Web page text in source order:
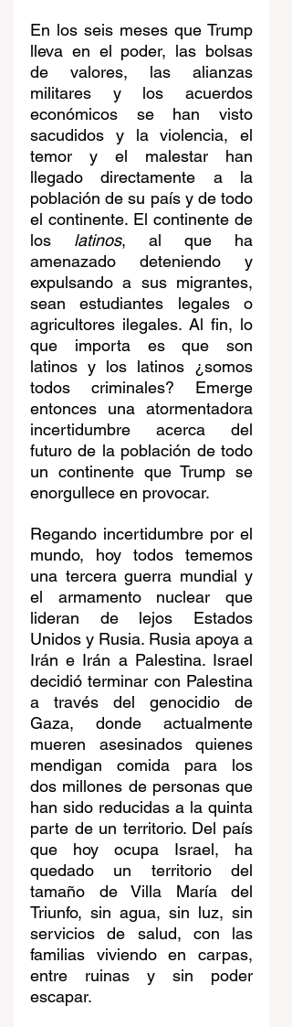
En los seis meses que Trump
lleva en el poder, las bolsas
de valores, las alianzas
militares y los acuerdos
económicos se han visto
sacudidos y la violencia, el
temor y el malestar han
llegado directamente a la
población de su país y de todo
el continente. El continente de
los latinos, al que ha
amenazado deteniendo y
expulsando a sus migrantes,
sean estudiantes legales o
agricultores ilegales. Al fin, lo
que importa es que son
latinos y los latinos ¿somos
todos criminales? Emerge
entonces una atormentadora
incertidumbre acerca del
futuro de la población de todo
un continente que Trump se
enorgullece en provocar.
Regando incertidumbre por el
mundo, hoy todos tememos
una tercera guerra mundial y
el armamento nuclear que
lideran de lejos Estados
Unidos y Rusia. Rusia apoya a
Irán e Irán a Palestina. Israel
decidió terminar con Palestina
a través del genocidio de
Gaza, donde actualmente
mueren asesinados quienes
mendigan comida para los
dos millones de personas que
han sido reducidas a la quinta
parte de un territorio. Del país
que hoy ocupa Israel, ha
quedado un territorio del
tamaño de Villa María del
Triunfo, sin agua, sin luz, sin
servicios de salud, con las
familias viviendo en carpas,
entre ruinas y sin poder
escapar.